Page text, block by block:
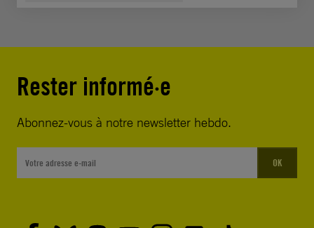
Rester informé·e
Abonnez-vous à notre newsletter hebdo.
OK